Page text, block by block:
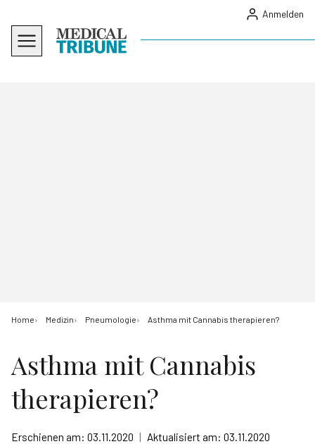
Anmelden
Home Medizin Pneumologie Asthma mit Cannabis therapieren?
Asthma mit Cannabis
therapieren?
Erschienen am: 03.11.2020 | Aktualisiert am: 03.11.2020